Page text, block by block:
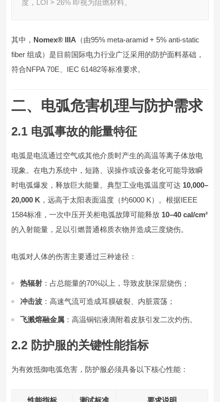
度，LOI > 26% 即视为阻燃材料。
其中， Nomex® IIIA （由95% meta-aramid + 5% anti-static
fiber 组成）是目前国际电力行业广泛采用的防护面料基础，
符合NFPA 70E、IEC 61482等标准要求。
二、电弧危害机理与防护需求
2.1 电弧事故的能量特征
电弧是电流通过空气或其他介质时产生的高温等离子体放电
现象。在电力系统中，短路、误操作或设备老化可能导致瞬
时电弧爆发，释放巨大能量。典型工业电弧温度可达 10,000–
20,000 K ，远高于太阳表面温度（约6000 K）。根据IEEE
1584标准，一次中压开关柜电弧故障可能释放 10–40 cal/cm²
的入射能量，足以引燃普通棉质衣物并造成三度烧伤。
电弧对人体的伤害主要通过三种途径：
热辐射 ：占总能量的70%以上，导致皮肤深层烧伤；
冲击波 ：高速气流可造成耳膜破裂、内脏震荡；
飞溅熔融金属 ：高温铜铝液滴附着皮肤引发二次灼伤。
2.2 防护服的关键性能指标
为有效抵御电弧危害，防护服必须具备以下核心性能：
性能指标 测试标准 要求说明